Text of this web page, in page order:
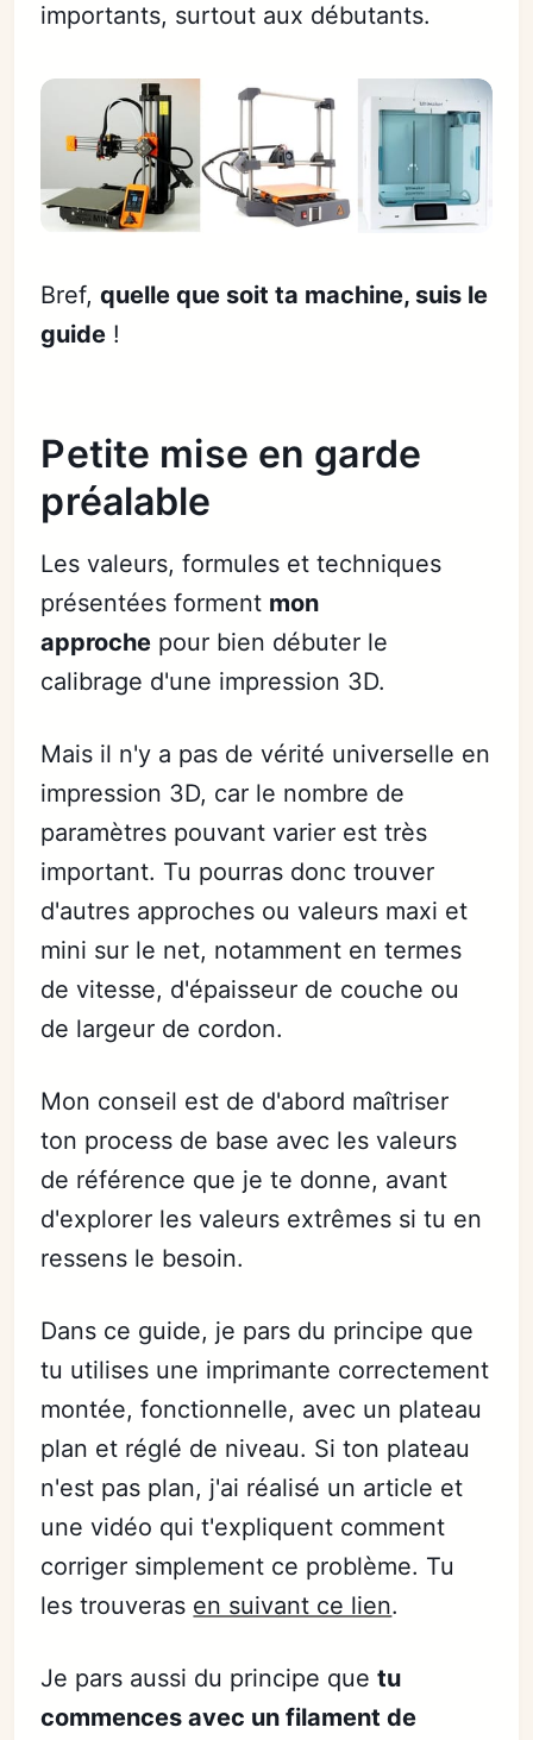
importants, surtout aux débutants.
Bref,quelle que soit ta machine, suis le
guide !
Petite mise en garde
préalable
Les valeurs, formules et techniques
présentées forment mon
approche pour bien débuter le
calibrage d'une impression 3D.
Mais il n'y a pas de vérité universelle en
impression 3D, car le nombre de
paramètres pouvant varier est très
important. Tu pourras donc trouver
d'autres approches ou valeurs maxi et
mini sur le net, notamment en termes
de vitesse, d'épaisseur de couche ou
de largeur de cordon.
Mon conseil est de d'abord maîtriser
ton process de base avec les valeurs
de référence que je te donne, avant
d'explorer les valeurs extrêmes si tu en
ressens le besoin.
Dans ce guide, je pars du principe que
tu utilises une imprimante correctement
montée, fonctionnelle, avec un plateau
plan et réglé de niveau. Si ton plateau
n'est pas plan, j'ai réalisé un article et
une vidéo qui t'expliquent comment
corriger simplement ce problème. Tu
les trouveras en suivant ce lien.
Je pars aussi du principe quetu
commences avec un filament de